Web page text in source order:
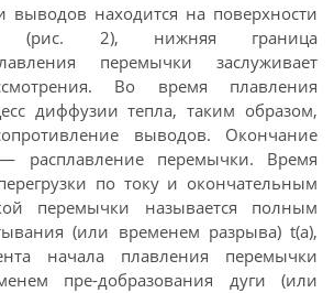
выводов находится на поверхности
(рис. 2), нижняя граница
перемычки заслуживает
Во время плавления
диффузии тепла, таким образом,
выводов. Окончание
— расплавление перемычки. Время
по току и окончательным
перемычки называется полным
(или временем разрыва) t(a),
начала плавления перемычки
пре-добразования дуги (или